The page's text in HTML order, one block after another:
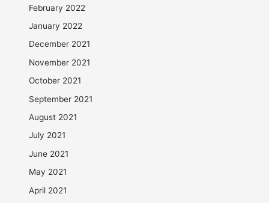
February 2022
January 2022
December 2021
November 2021
October 2021
September 2021
August 2021
July 2021
June 2021
May 2021
April 2021